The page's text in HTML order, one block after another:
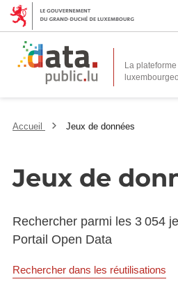
La
Accueil Jeux de données
Jeux de
Rechercher parmi les 3 054
Portail Open Data
Rechercher dans les réutilisations